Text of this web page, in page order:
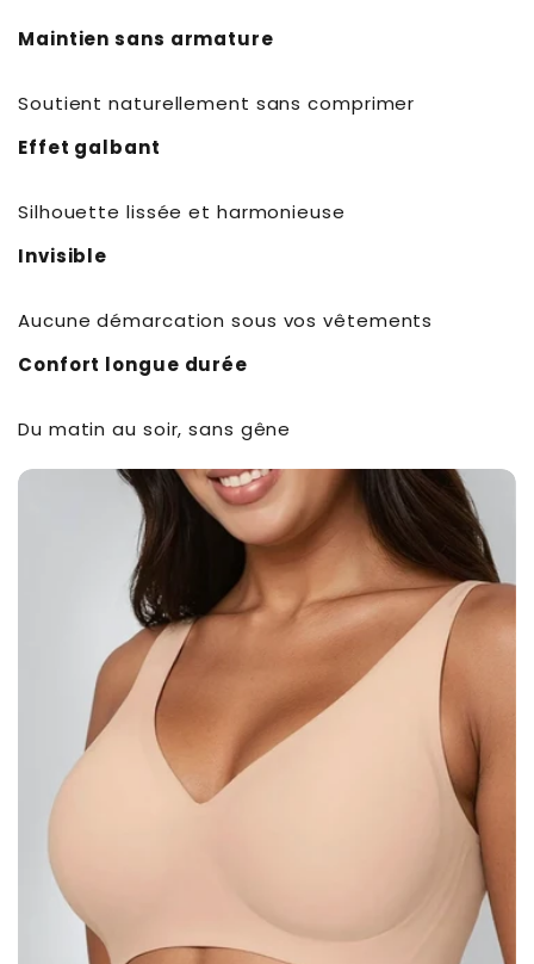
Maintien sans armature
Soutient naturellement sans comprimer
Effet galbant
Silhouette lissée et harmonieuse
Invisible
Aucune démarcation sous vos vêtements
Confort longue durée
Du matin au soir, sans gêne